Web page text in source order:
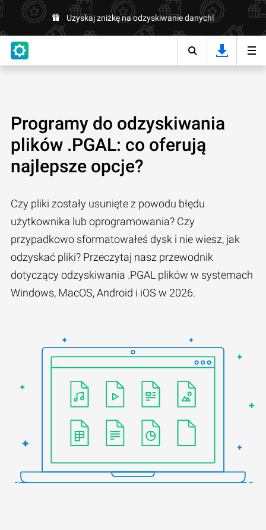
Uzyskaj zniżkę na odzyskiwanie danych!
Programy do odzyskiwania
plików .PGAL: co oferują
najlepsze opcje?
Czy pliki zostały usunięte z powodu błędu
użytkownika lub oprogramowania? Czy
przypadkowo sformatowałeś dysk i nie wiesz, jak
odzyskać pliki? Przeczytaj nasz przewodnik
dotyczący odzyskiwania .PGAL plików w systemach
Windows, MacOS, Android i iOS w 2026.